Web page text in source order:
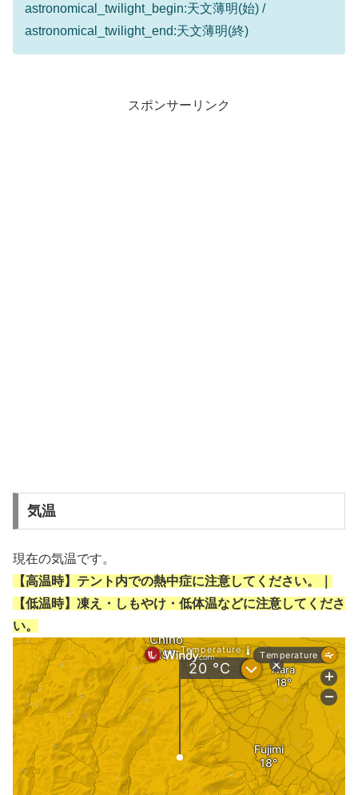
astronomical_twilight_begin:天文薄明(始) /
astronomical_twilight_end:天文薄明(終)
スポンサーリンク
気温
現在の気温です。
【高温時】テント内での熱中症に注意してください。｜
【低温時】凍え・しもやけ・低体温などに注意してくださ
い。